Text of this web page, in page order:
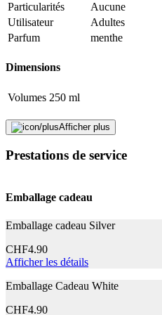
Adresse e-mail (facultatif)
Signaler des données erronées
Particularités
Aucune
Utilisateur
Adultes
Parfum
menthe
Dimensions
Volumes 250 ml
Durabilité
La vie naturelle Pas de particularités
Caractéristiques
Informations complémentaires
Afficher plus
Prestations de service
Emballage cadeau
Emballage cadeau Silver
CHF4.90
Afficher les détails
Emballage Cadeau White
CHF4.90